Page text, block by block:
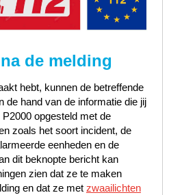
de melding
hebt, kunnen de betreffende
de hand van de informatie die jij
opgesteld met de
zoals het soort incident, de
eenheden en de
dit beknopte bericht kan
zien dat ze te maken
en dat ze met zwaailichten